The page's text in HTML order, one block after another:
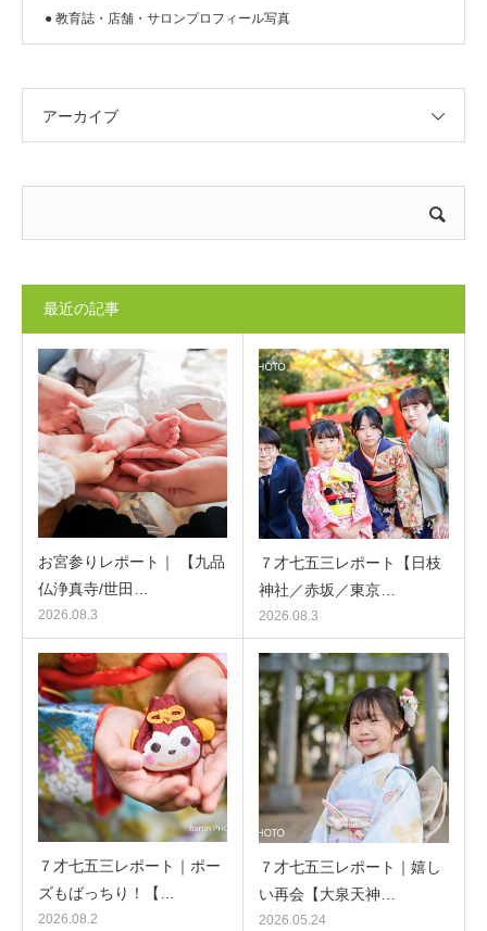
● 教育誌・店舗・サロンプロフィール写真
アーカイブ
最近の記事
お宮参りレポート｜ 【九品
仏浄真寺/世田…
2026.08.3
７才七五三レポート【日枝
神社／赤坂／東京…
2026.08.3
７才七五三レポート｜ポー
ズもばっちり！【…
2026.08.2
７才七五三レポート｜嬉し
い再会【大泉天神…
2026.05.24